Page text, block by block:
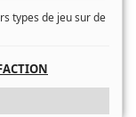
types de jeu sur de